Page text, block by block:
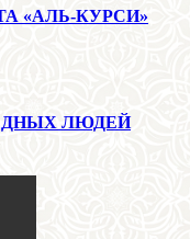
«АЛЬ-КУРСИ»
ЛЮДЕЙ